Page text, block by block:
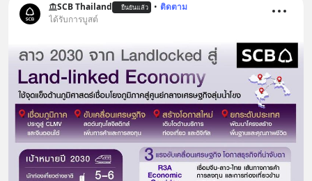
SCB Thailand ยืนยันแล้ว • ติดตาม
ได้รับการบูสต์